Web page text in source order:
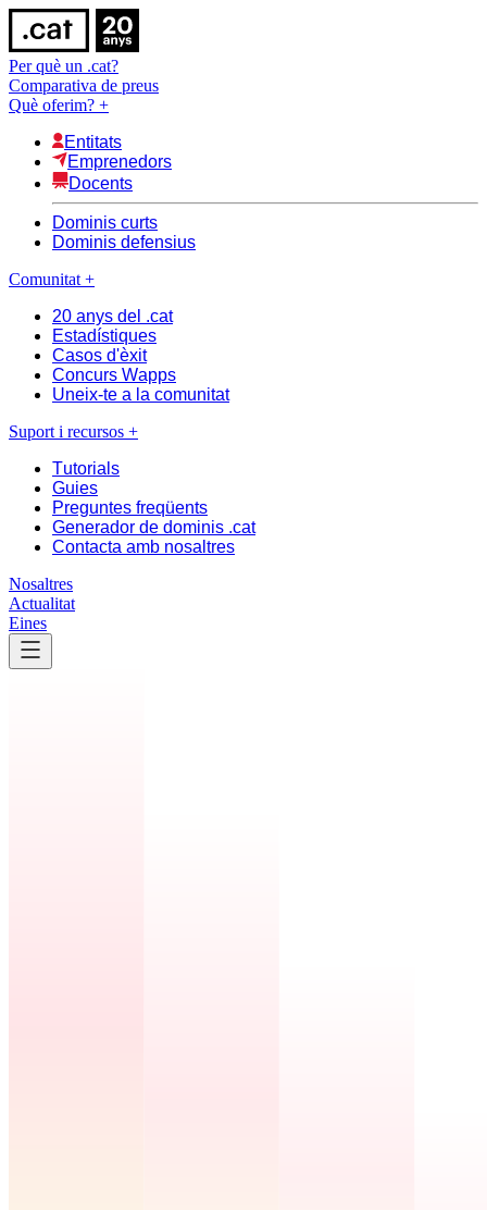
Per què un .cat?
Comparativa de preus
Què oferim? +
Entitats
Emprenedors
Docents
Dominis curts
Dominis defensius
Comunitat +
20 anys del .cat
Estadístiques
Casos d'èxit
Concurs Wapps
Uneix-te a la comunitat
Suport i recursos +
Tutorials
Guies
Preguntes freqüents
Generador de dominis .cat
Contacta amb nosaltres
Nosaltres
Actualitat
Eines